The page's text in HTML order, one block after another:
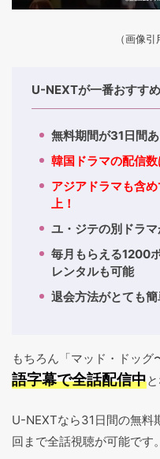
（画像
U-NEXTが一番おすす
無料期間が31日間
韓国ドラマの配信
アジアドラマも含
上！
ユ・ジテの別ドラ
毎月もらえる1200
レンタルも可能
退会方法がとても簡
もちろん「マッド・ドッグ
語字幕で全話配信中
U-NEXTなら31日間の無料
回まで全話視聴が可能です。